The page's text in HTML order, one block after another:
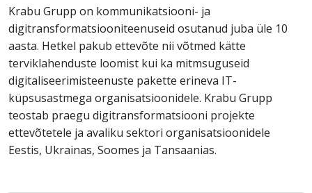
Krabu Grupp on kommunikatsiooni- ja
digitransformatsiooniteenuseid osutanud juba üle 10
aasta. Hetkel pakub ettevõte nii võtmed kätte
terviklahenduste loomist kui ka mitmsuguseid
digitaliseerimisteenuste pakette erineva IT-
küpsusastmega organisatsioonidele. Krabu Grupp
teostab praegu digitransformatsiooni projekte
ettevõtetele ja avaliku sektori organisatsioonidele
Eestis, Ukrainas, Soomes ja Tansaanias.